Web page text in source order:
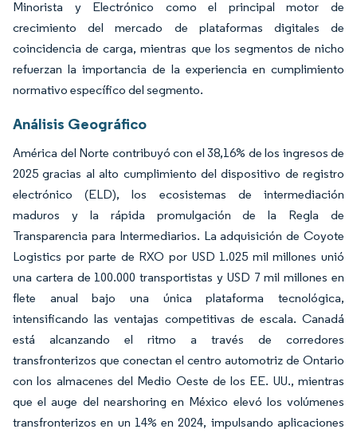
Minorista y Electrónico como el principal motor de
crecimiento del mercado de plataformas digitales de
coincidencia de carga, mientras que los segmentos de nicho
refuerzan la importancia de la experiencia en cumplimiento
normativo específico del segmento.
Análisis Geográfico
América del Norte contribuyó con el 38,16% de los ingresos de
2025 gracias al alto cumplimiento del dispositivo de registro
electrónico (ELD), los ecosistemas de intermediación
maduros y la rápida promulgación de la Regla de
Transparencia para Intermediarios. La adquisición de Coyote
Logistics por parte de RXO por USD 1.025 mil millones unió
una cartera de 100.000 transportistas y USD 7 mil millones en
flete anual bajo una única plataforma tecnológica,
intensificando las ventajas competitivas de escala. Canadá
está alcanzando el ritmo a través de corredores
transfronterizos que conectan el centro automotriz de Ontario
con los almacenes del Medio Oeste de los EE. UU., mientras
que el auge del nearshoring en México elevó los volúmenes
transfronterizos en un 14% en 2024, impulsando aplicaciones